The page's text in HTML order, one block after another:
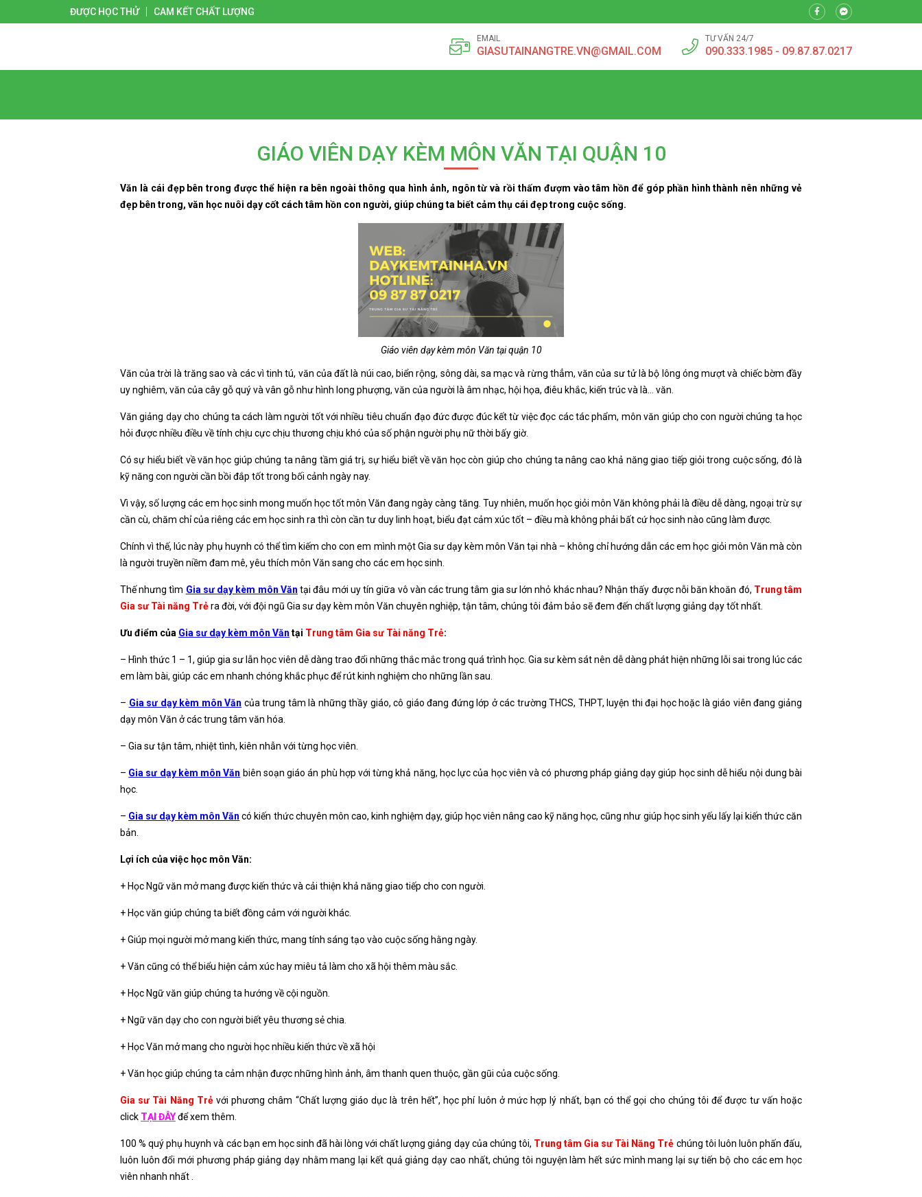
ĐƯỢC HỌC THỬ CAM KẾT CHẤT LƯỢNG
EMAIL
GIASUTAINANGTRE.VN@GMAIL.COM
TƯ VẤN 24/7
090.333.1985 - 09.87.87.0217
GIÁO VIÊN DẠY KÈM MÔN VĂN TẠI QUẬN 10
Văn là cái đẹp bên trong được thể hiện ra bên ngoài thông qua hình ảnh, ngôn từ và rồi thấm đượm vào tâm hồn để góp phần hình thành nên những vẻ
đẹp bên trong, văn học nuôi dạy cốt cách tâm hồn con người, giúp chúng ta biết cảm thụ cái đẹp trong cuộc sống.
Giáo viên dạy kèm môn Văn tại quận 10
Văn của trời là trăng sao và các vì tinh tú, văn của đất là núi cao, biển rộng, sông dài, sa mạc và rừng thẳm, văn của sư tử là bộ lông óng mượt và chiếc bờm đầy
uy nghiêm, văn của cây gỗ quý và vân gỗ như hình long phượng, văn của người là âm nhạc, hội họa, điêu khắc, kiến trúc và là… văn.
Văn giảng dạy cho chúng ta cách làm người tốt với nhiều tiêu chuẩn đạo đức được đúc kết từ việc đọc các tác phẩm, môn văn giúp cho con người chúng ta học
hỏi được nhiều điều về tính chịu cực chịu thương chịu khó của số phận người phụ nữ thời bấy giờ.
Có sự hiểu biết về văn học giúp chúng ta nâng tầm giá trị, sự hiểu biết về văn học còn giúp cho chúng ta nâng cao khả năng giao tiếp giỏi trong cuộc sống, đó là
kỹ năng con người cần bồi đắp tốt trong bối cảnh ngày nay.
Vì vậy, số lượng các em học sinh mong muốn học tốt môn Văn đang ngày càng tăng. Tuy nhiên, muốn học giỏi môn Văn không phải là điều dễ dàng, ngoại trừ sự
cần cù, chăm chỉ của riêng các em học sinh ra thì còn cần tư duy linh hoạt, biểu đạt cảm xúc tốt – điều mà không phải bất cứ học sinh nào cũng làm được.
Chính vì thế, lúc này phụ huynh có thể tìm kiếm cho con em mình một Gia sư dạy kèm môn Văn tại nhà – không chỉ hướng dẫn các em học giỏi môn Văn mà còn
là người truyền niềm đam mê, yêu thích môn Văn sang cho các em học sinh.
Thế nhưng tìm Gia sư dạy kèm môn Văn tại đâu mới uy tín giữa vô vàn các trung tâm gia sư lớn nhỏ khác nhau? Nhận thấy được nỗi băn khoăn đó, Trung tâm
Gia sư Tài năng Trẻra đời, với đội ngũ Gia sư dạy kèm môn Văn chuyên nghiệp, tận tâm, chúng tôi đảm bảo sẽ đem đến chất lượng giảng dạy tốt nhất.
Ưu điểm của Gia sư dạy kèm môn Văn tại Trung tâm Gia sư Tài năng Trẻ:
– Hình thức 1 – 1, giúp gia sư lẫn học viên dễ dàng trao đổi những thắc mắc trong quá trình học. Gia sư kèm sát nên dễ dàng phát hiện những lỗi sai trong lúc các
em làm bài, giúp các em nhanh chóng khắc phục để rút kinh nghiệm cho những lần sau.
– Gia sư dạy kèm môn Văn của trung tâm là những thầy giáo, cô giáo đang đứng lớp ở các trường THCS, THPT, luyện thi đại học hoặc là giáo viên đang giảng
dạy môn Văn ở các trung tâm văn hóa.
– Gia sư tận tâm, nhiệt tình, kiên nhẫn với từng học viên.
– Gia sư dạy kèm môn Văn biên soạn giáo án phù hợp với từng khả năng, học lực của học viên và có phương pháp giảng dạy giúp học sinh dễ hiểu nội dung bài
học.
– Gia sư dạy kèm môn Văn có kiến thức chuyên môn cao, kinh nghiệm dạy, giúp học viên nâng cao kỹ năng học, cũng như giúp học sinh yếu lấy lại kiến thức căn
bản.
Lợi ích của việc học môn Văn:
+ Học Ngữ văn mở mang được kiến thức và cải thiện khả năng giao tiếp cho con người.
+ Học văn giúp chúng ta biết đồng cảm với người khác.
+ Giúp mọi người mở mang kiến thức, mang tính sáng tạo vào cuộc sống hằng ngày.
+ Văn cũng có thể biểu hiện cảm xúc hay miêu tả làm cho xã hội thêm màu sắc.
+ Học Ngữ văn giúp chúng ta hướng về cội nguồn.
+ Ngữ văn dạy cho con người biết yêu thương sẻ chia.
+ Học Văn mở mang cho người học nhiều kiến thức về xã hội
+ Văn học giúp chúng ta cảm nhận được những hình ảnh, âm thanh quen thuộc, gần gũi của cuộc sống.
Gia sư Tài Năng Trẻvới phương châm “Chất lượng giáo dục là trên hết”, học phí luôn ở mức hợp lý nhất, bạn có thể gọi cho chúng tôi để được tư vấn hoặc
click TẠI ĐÂYđể xem thêm.
100 % quý phụ huynh và các bạn em học sinh đã hài lòng với chất lượng giảng dạy của chúng tôi, Trung tâm Gia sư Tài Năng Trẻ chúng tôi luôn luôn phấn đấu,
luôn luôn đổi mới phương pháp giảng dạy nhằm mang lại kết quả giảng dạy cao nhất, chúng tôi nguyện làm hết sức mình mang lại sự tiến bộ cho các em học
viên nhanh nhất .